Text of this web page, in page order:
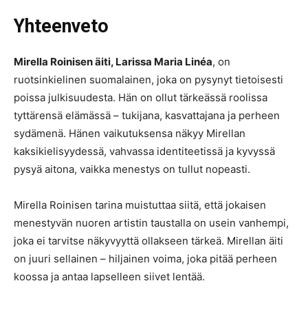
Yhteenveto
Mirella Roinisen äiti, Larissa Maria Linéa, on
ruotsinkielinen suomalainen, joka on pysynyt tietoisesti
poissa julkisuudesta. Hän on ollut tärkeässä roolissa
tyttärensä elämässä – tukijana, kasvattajana ja perheen
sydämenä. Hänen vaikutuksensa näkyy Mirellan
kaksikielisyydessä, vahvassa identiteetissä ja kyvyssä
pysyä aitona, vaikka menestys on tullut nopeasti.
Mirella Roinisen tarina muistuttaa siitä, että jokaisen
menestyvän nuoren artistin taustalla on usein vanhempi,
joka ei tarvitse näkyvyyttä ollakseen tärkeä. Mirellan äiti
on juuri sellainen – hiljainen voima, joka pitää perheen
koossa ja antaa lapselleen siivet lentää.